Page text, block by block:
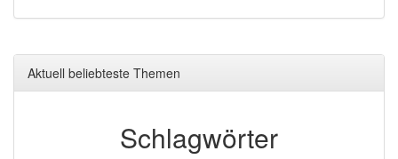
Aktuell beliebteste Themen
Schlagwörter